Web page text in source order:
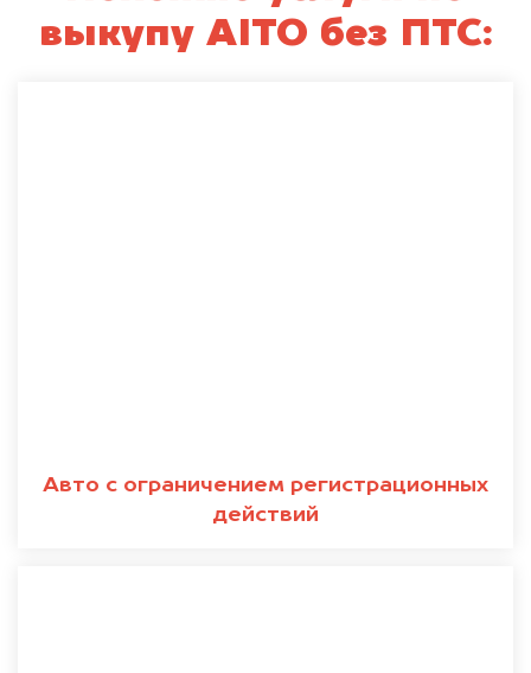
выкупу AITO без ПТС:
Авто с ограничением регистрационных
действий